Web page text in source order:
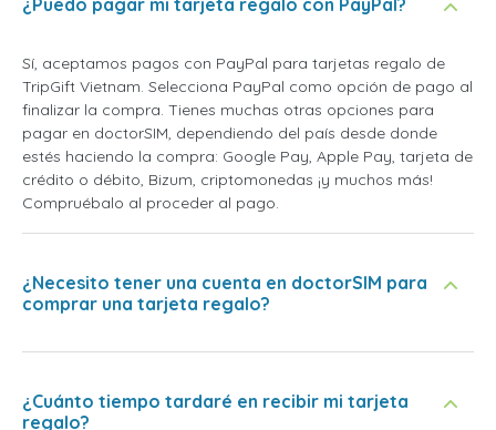
¿Puedo pagar mi tarjeta regalo con PayPal?
Sí, aceptamos pagos con PayPal para tarjetas regalo de
TripGift Vietnam. Selecciona PayPal como opción de pago al
finalizar la compra. Tienes muchas otras opciones para
pagar en doctorSIM, dependiendo del país desde donde
estés haciendo la compra: Google Pay, Apple Pay, tarjeta de
crédito o débito, Bizum, criptomonedas ¡y muchos más!
Compruébalo al proceder al pago.
¿Necesito tener una cuenta en doctorSIM para
comprar una tarjeta regalo?
¿Cuánto tiempo tardaré en recibir mi tarjeta
regalo?